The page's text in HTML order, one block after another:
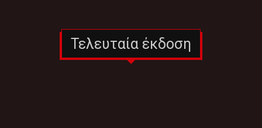
Τελευταία έκδοση